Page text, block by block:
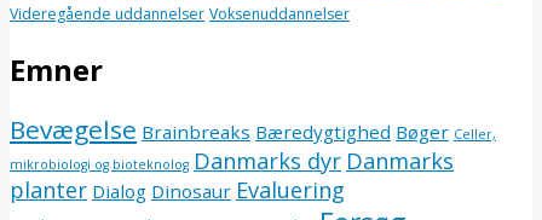
Videregående uddannelser Voksenuddannelser
Emner
Bevægelse Brainbreaks Bæredygtighed Bøger Celler,
mikrobiologi og bioteknolog Danmarks dyr Danmarks
planter Dialog Dinosaur Evaluering